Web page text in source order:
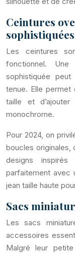
Ceintures
sophistiquées
Les ceintures
fonctionnel.
sophistiquée
tenue. Elle permet
taille et
monochrome.
Pour 2024, on
boucles
designs
parfaitement avec
jean taille haute
Sacs
Les sacs
accessoires
Malgré leur